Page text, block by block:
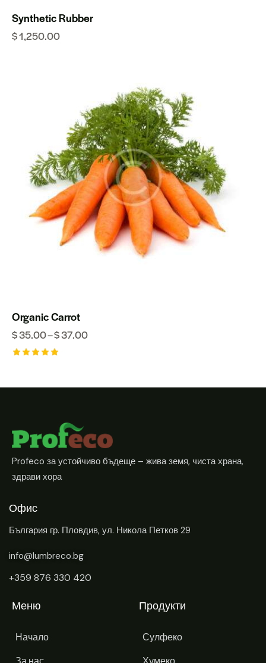
Synthetic Rubber
$1,250.00
Organic Carrot
$35.00–$37.00
Profeco за устойчиво бъдеще – жива земя, чиста храна,
здрави хора
Офис
България гр. Пловдив, ул. Никола Петков 29
info@lumbreco.bg
+359 876 330 420
Меню
Начало
За нас
Продукти
Сулфеко
Хумеко